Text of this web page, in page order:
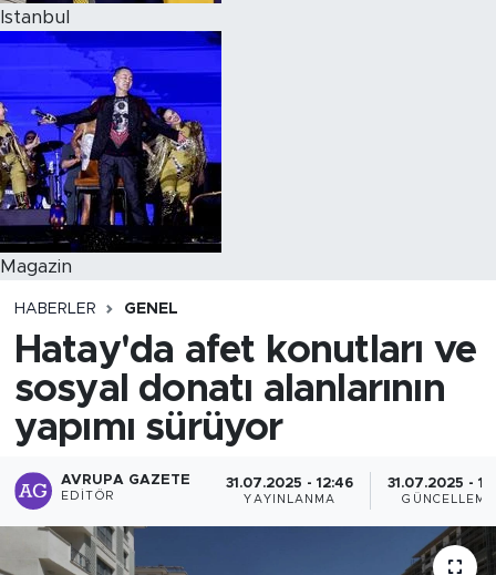
Istanbul
Magazin
HABERLER GENEL
Hatay'da afet konutları ve
sosyal donatı alanlarının
yapımı sürüyor
AVRUPA GAZETE
EDITÖR
31.07.2025 - 12:46
YAYINLANMA
31.07.2025 -
GÜNCELLEME